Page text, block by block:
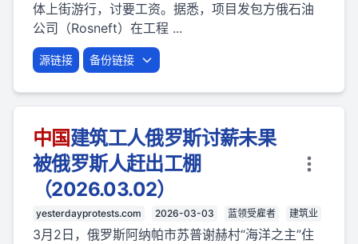
体上街游行，讨要工资。据悉，项目发包方俄石油
公司（Rosneft）在工程 ...
源链接 备份链接
中国建筑工人俄罗斯讨薪未果
被俄罗斯人赶出工棚
（2026.03.02）
yesterdayprotests.com 2026-03-03 蓝领受雇者 建筑业
3月2日，俄罗斯阿纳帕市苏普谢赫村“海洋之主”住